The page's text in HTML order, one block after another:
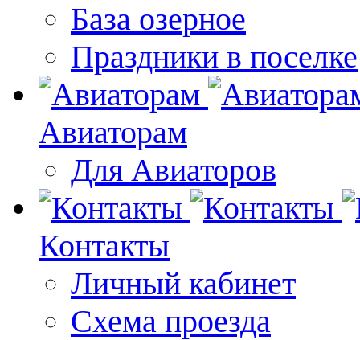
База озерное
Праздники в поселке
Авиаторам
Для Авиаторов
Контакты
Личный кабинет
Схема проезда